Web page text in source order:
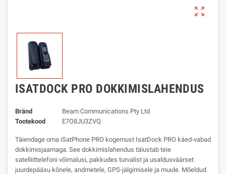
zoom_out_map
ISATDOCK PRO DOKKIMISLAHENDUS
Bränd
Beam Communications Pty Ltd
Tootekood
E7O8JU3ZVQ
Täiendage oma iSatPhone PRO kogemust IsatDock PRO käed-vabad
dokkimisjaamaga. See dokkimislahendus täiustab teie
satelliittelefoni võimalusi, pakkudes turvalist ja usaldusväärset
juurdepääsu kõnele, andmetele, GPS-jälgimisele ja muule. Mõeldud